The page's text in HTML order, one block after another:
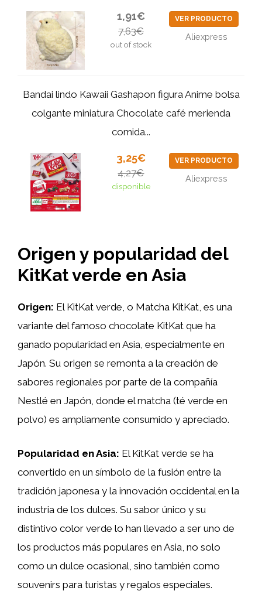
1,91€
7,63€
out of stock
VER PRODUCTO
Aliexpress
Bandai lindo Kawaii Gashapon figura Anime bolsa
colgante miniatura Chocolate café merienda
comida...
3,25€
4,27€
disponible
VER PRODUCTO
Aliexpress
Origen y popularidad del
KitKat verde en Asia
Origen: El KitKat verde, o Matcha KitKat, es una
variante del famoso chocolate KitKat que ha
ganado popularidad en Asia, especialmente en
Japón. Su origen se remonta a la creación de
sabores regionales por parte de la compañía
Nestlé en Japón, donde el matcha (té verde en
polvo) es ampliamente consumido y apreciado.
Popularidad en Asia: El KitKat verde se ha
convertido en un símbolo de la fusión entre la
tradición japonesa y la innovación occidental en la
industria de los dulces. Su sabor único y su
distintivo color verde lo han llevado a ser uno de
los productos más populares en Asia, no solo
como un dulce ocasional, sino también como
souvenirs para turistas y regalos especiales.